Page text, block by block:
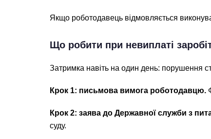
Якщо роботодавець відмовляється
Що робити при невиплаті
Затримка навіть на один день: порушення
Крок 1: письмова вимога роботодавцю.
Крок 2: заява до Державної служби з
суду.